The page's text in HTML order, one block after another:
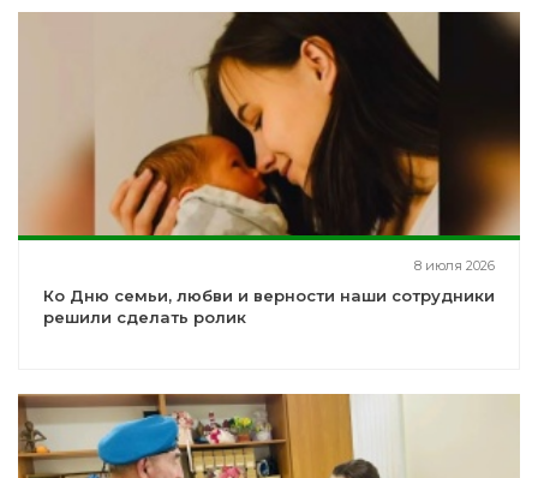
8 июля 2026
Ко Дню семьи, любви и верности наши сотрудники
решили сделать ролик